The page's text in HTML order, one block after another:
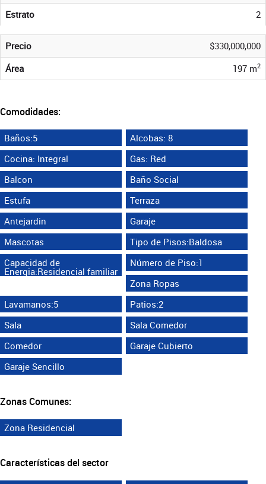
Estrato
2
Precio
$330,000,000
Área
197 m2
Comodidades:
Baños:5
Alcobas: 8
Cocina: Integral
Gas: Red
Balcon
Baño Social
Estufa
Terraza
Antejardin
Garaje
Mascotas
Tipo de Pisos:Baldosa
Capacidad de
Energia:Residencial familiar
Número de Piso:1
Zona Ropas
Lavamanos:5
Patios:2
Sala
Sala Comedor
Comedor
Garaje Cubierto
Garaje Sencillo
Zonas Comunes:
Zona Residencial
Características del sector